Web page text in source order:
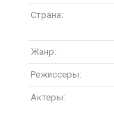
Страна:
Жанр:
Режиссеры:
Актеры: